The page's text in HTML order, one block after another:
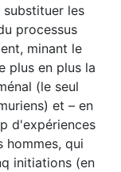
les
processus
minant le
plus en plus la
(le seul
et – en
d'expériences
hommes, qui
initiations (en